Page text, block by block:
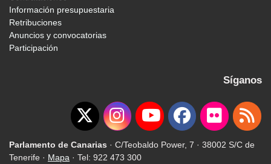
Información presupuestaria
Retribuciones
Anuncios y convocatorias
Participación
Síganos
Parlamento de Canarias · C/Teobaldo Power, 7 · 38002 S/C de
Tenerife · Mapa · Tel: 922 473 300